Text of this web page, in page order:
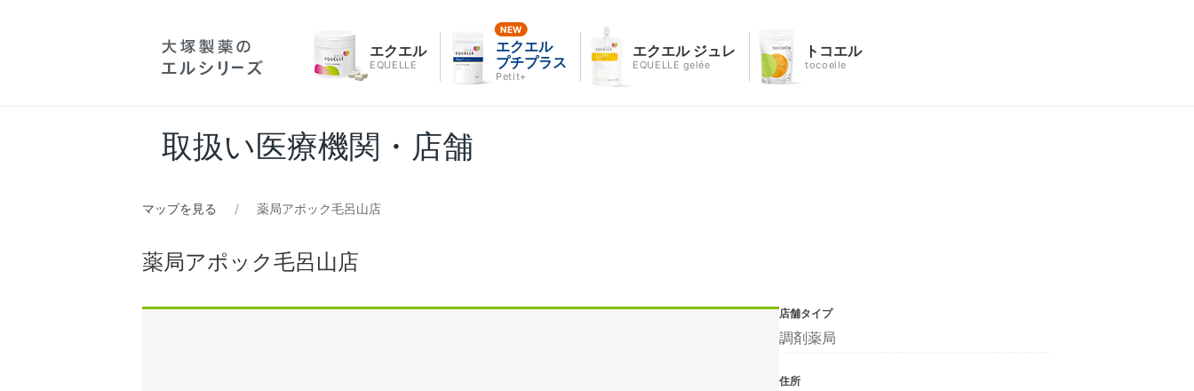
エクエル
EQUELLE
エクエル
プチプラス
Petit+
エクエル ジュレ
EQUELLE gelée
トコエル
tocoelle
取扱い医療機関・店舗
マップを見る 薬局アポック毛呂山店
薬局アポック毛呂山店
店舗タイプ
調剤薬局
住所